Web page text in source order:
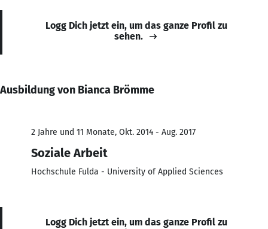
Logg Dich jetzt ein, um das ganze Profil zu
sehen.
Ausbildung von Bianca Brömme
2 Jahre und 11 Monate, Okt. 2014 - Aug. 2017
Soziale Arbeit
Hochschule Fulda - University of Applied Sciences
Logg Dich jetzt ein, um das ganze Profil zu